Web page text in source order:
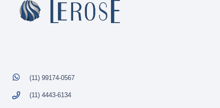
(11) 99174-0567
(11) 4443-6134